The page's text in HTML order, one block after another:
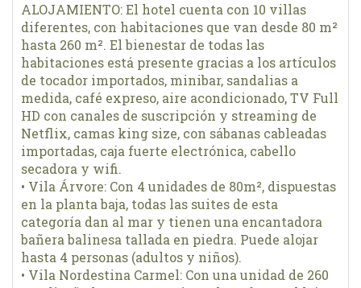
ALOJAMIENTO: El hotel cuenta con 10 villas
diferentes, con habitaciones que van desde 80 m²
hasta 260 m². El bienestar de todas las
habitaciones está presente gracias a los artículos
de tocador importados, minibar, sandalias a
medida, café expreso, aire acondicionado, TV Full
HD con canales de suscripción y streaming de
Netflix, camas king size, con sábanas cableadas
importadas, caja fuerte electrónica, cabello
secadora y wifi.
• Vila Árvore: Con 4 unidades de 80m², dispuestas
en la planta baja, todas las suites de esta
categoría dan al mar y tienen una encantadora
bañera balinesa tallada en piedra. Puede alojar
hasta 4 personas (adultos y niños).
• Vila Nordestina Carmel: Con una unidad de 260